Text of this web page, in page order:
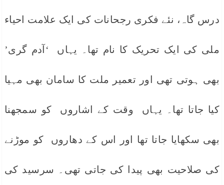
درس گاہ، نئے فکری رجحانات کی ایک علامت احیاء
ملی کی ایک تحریک کا نام تھا۔ یہاں ‘آدم گری’
بھی ہوتی تھی اور تعمیر ملت کا سامان بھی مہیا
کیا جاتا تھا۔ یہاں وقت کے اشاروں کو سمجھنا
بھی سکھایا جاتا تھا اور اس کے دھاروں کو موڑنے
کی صلاحیت بھی پیدا کی جاتی تھی۔ سرسید کی